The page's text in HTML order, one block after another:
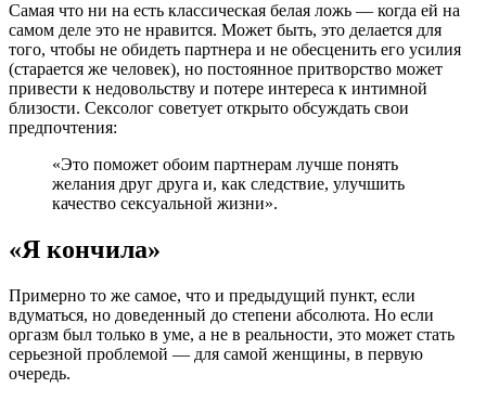
Самая что ни на есть классическая белая ложь — когда ей на
самом деле это не нравится. Может быть, это делается для
того, чтобы не обидеть партнера и не обесценить его усилия
(старается же человек), но постоянное притворство может
привести к недовольству и потере интереса к интимной
близости. Сексолог советует открыто обсуждать свои
предпочтения:
«Это поможет обоим партнерам лучше понять
желания друг друга и, как следствие, улучшить
качество сексуальной жизни».
«Я кончила»
Примерно то же самое, что и предыдущий пункт, если
вдуматься, но доведенный до степени абсолюта. Но если
оргазм был только в уме, а не в реальности, это может стать
серьезной проблемой — для самой женщины, в первую
очередь.